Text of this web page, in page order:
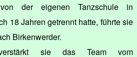
der eigenen Tanzschule in
18 Jahren getrennt hatte, führte sie
Birkenwerder.
sie das Team vom